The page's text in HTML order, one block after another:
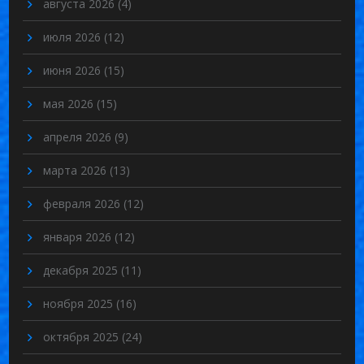
августа 2026 (4)
июля 2026 (12)
июня 2026 (15)
мая 2026 (15)
апреля 2026 (9)
марта 2026 (13)
февраля 2026 (12)
января 2026 (12)
декабря 2025 (11)
ноября 2025 (16)
октября 2025 (24)